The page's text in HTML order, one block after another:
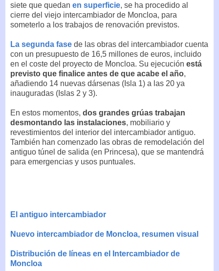
siete que quedan en superficie, se ha procedido al
cierre del viejo intercambiador de Moncloa, para
someterlo a los trabajos de renovación previstos.
La segunda fase de las obras del intercambiador cuenta
con un presupuesto de 16,5 millones de euros, incluido
en el coste del proyecto de Moncloa. Su ejecución está
previsto que finalice antes de que acabe el año,
añadiendo 14 nuevas dársenas (Isla 1) a las 20 ya
inauguradas (Islas 2 y 3).
En estos momentos, dos grandes grúas trabajan
desmontando las instalaciones, mobiliario y
revestimientos del interior del intercambiador antiguo.
También han comenzado las obras de remodelación del
antiguo túnel de salida (en Princesa), que se mantendrá
para emergencias y usos puntuales.
El antiguo intercambiador
Nuevo intercambiador de Moncloa, resumen visual
Distribución de líneas en el Intercambiador de
Moncloa